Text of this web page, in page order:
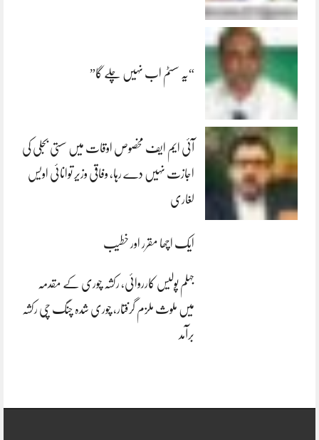
“یہ سسٹم اب نہیں چلے گا”
آئی ایم ایف مخصوص اوقات میں سستی بجلی کی
اجازت نہیں دے رہا، وفاقی وزیر توانائی اویس
لغاری
ایک اچھا مقرر اور خطیب
جہلم پولیس کارروائی، رکشہ چوری کے مقدمہ
میں ملوث ملزم گرفتار، چوری شدہ چنگ چی رکشہ
برآمد